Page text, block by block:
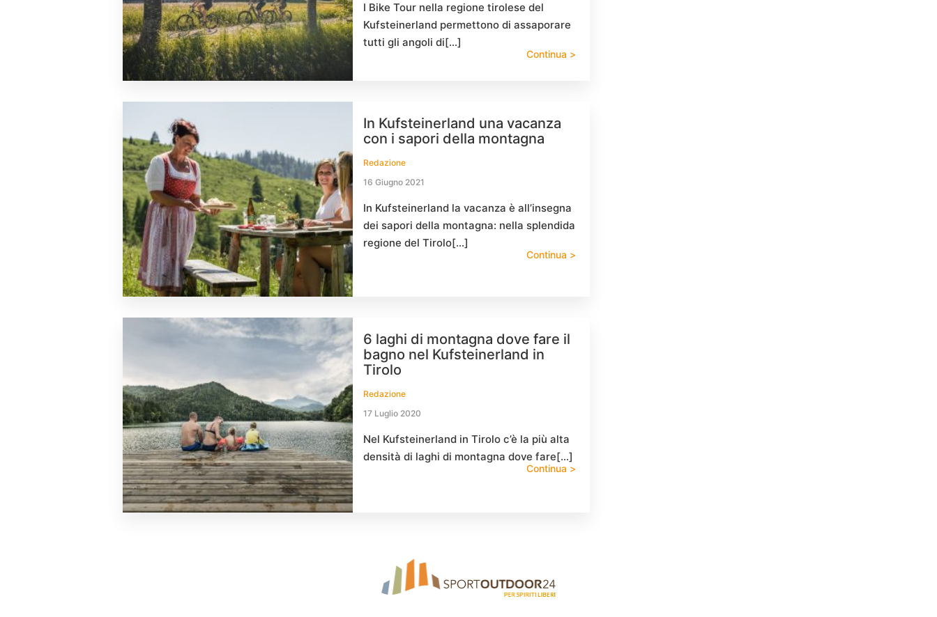
I Bike Tour nella regione tirolese del
Kufsteinerland permettono di assaporare
tutti gli angoli di[…]
Continua >
In Kufsteinerland una vacanza
con i sapori della montagna
Redazione
16 Giugno 2021
In Kufsteinerland la vacanza è all’insegna
dei sapori della montagna: nella splendida
regione del Tirolo[…]
Continua >
6 laghi di montagna dove fare il
bagno nel Kufsteinerland in
Tirolo
Redazione
17 Luglio 2020
Nel Kufsteinerland in Tirolo c’è la più alta
densità di laghi di montagna dove fare[…]
Continua >